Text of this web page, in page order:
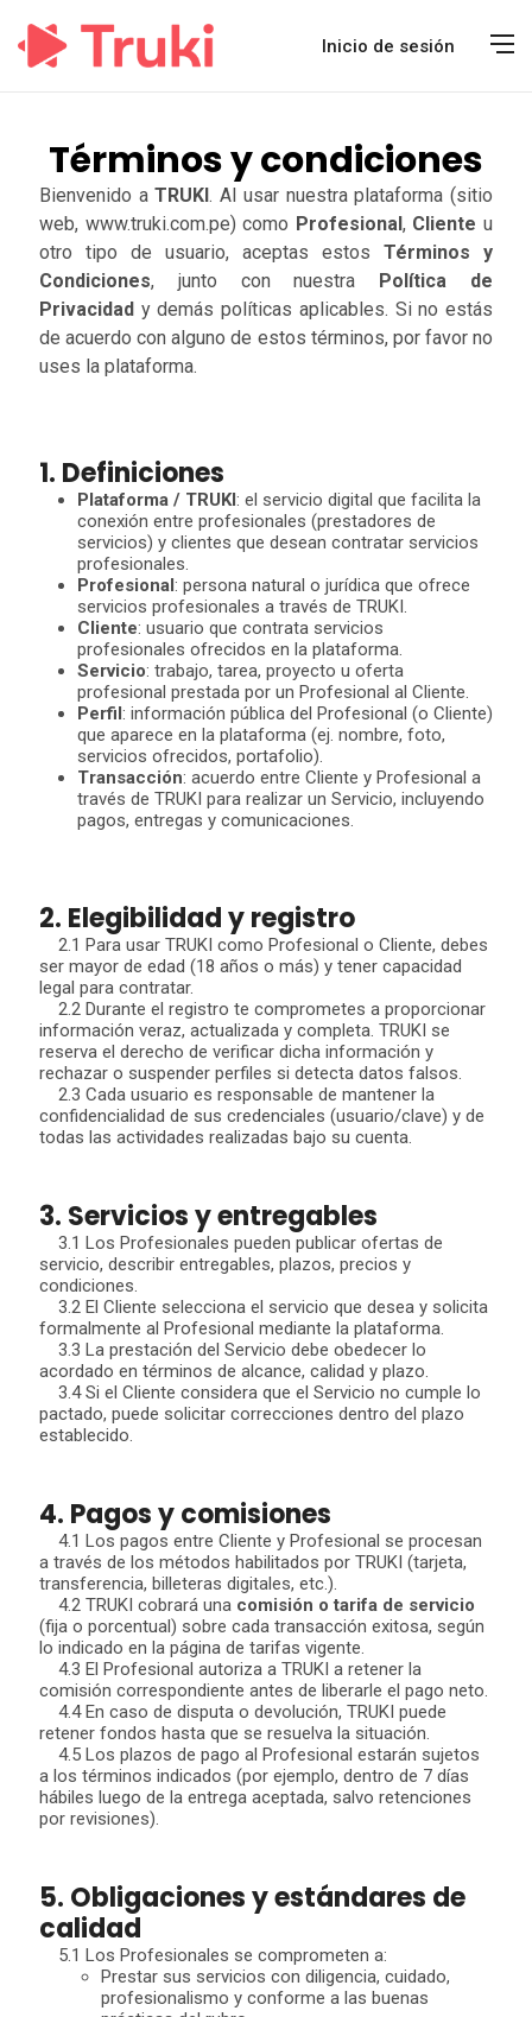
Inicio de sesión
Términos y condiciones
Bienvenido aTRUKI. Al usar nuestra plataforma (sitio
web, www.truki.com.pe) como Profesional , Cliente u
otro tipo de usuario, aceptas estosTérminos y
Condiciones, junto con nuestra
Política de
Privacidad y demás políticas aplicables. Si no estás
de acuerdo con alguno de estos términos, por favor no
uses la plataforma.
1. Definiciones
Plataforma / TRUKI: el servicio digital que facilita la
conexión entre profesionales (prestadores de
servicios) y clientes que desean contratar servicios
profesionales.
Profesional : persona natural o jurídica que ofrece
servicios profesionales a través de TRUKI.
Cliente: usuario que contrata servicios
profesionales ofrecidos en la plataforma.
Servicio: trabajo, tarea, proyecto u oferta
profesional prestada por un Profesional al Cliente.
Perfil : información pública del Profesional (o Cliente)
que aparece en la plataforma (ej. nombre, foto,
servicios ofrecidos, portafolio).
Transacción: acuerdo entre Cliente y Profesional a
través de TRUKI para realizar un Servicio, incluyendo
pagos, entregas y comunicaciones.
2. Elegibilidad y registro
2.1 Para usar TRUKI como Profesional o Cliente, debes
ser mayor de edad (18 años o más) y tener capacidad
legal para contratar.
2.2 Durante el registro te comprometes a proporcionar
información veraz, actualizada y completa. TRUKI se
reserva el derecho de verificar dicha información y
rechazar o suspender perfiles si detecta datos falsos.
2.3 Cada usuario es responsable de mantener la
confidencialidad de sus credenciales (usuario/clave) y de
todas las actividades realizadas bajo su cuenta.
3. Servicios y entregables
3.1 Los Profesionales pueden publicar ofertas de
servicio, describir entregables, plazos, precios y
condiciones.
3.2 El Cliente selecciona el servicio que desea y solicita
formalmente al Profesional mediante la plataforma.
3.3 La prestación del Servicio debe obedecer lo
acordado en términos de alcance, calidad y plazo.
3.4 Si el Cliente considera que el Servicio no cumple lo
pactado, puede solicitar correcciones dentro del plazo
establecido.
4. Pagos y comisiones
4.1 Los pagos entre Cliente y Profesional se procesan
a través de los métodos habilitados por TRUKI (tarjeta,
transferencia, billeteras digitales, etc.).
4.2 TRUKI cobrará una comisión o tarifa de servicio
(fija o porcentual) sobre cada transacción exitosa, según
lo indicado en la página de tarifas vigente.
4.3 El Profesional autoriza a TRUKI a retener la
comisión correspondiente antes de liberarle el pago neto.
4.4 En caso de disputa o devolución, TRUKI puede
retener fondos hasta que se resuelva la situación.
4.5 Los plazos de pago al Profesional estarán sujetos
a los términos indicados (por ejemplo, dentro de 7 días
hábiles luego de la entrega aceptada, salvo retenciones
por revisiones).
5. Obligaciones y estándares de
calidad
5.1 Los Profesionales se comprometen a:
Prestar sus servicios con diligencia, cuidado,
profesionalismo y conforme a las buenas